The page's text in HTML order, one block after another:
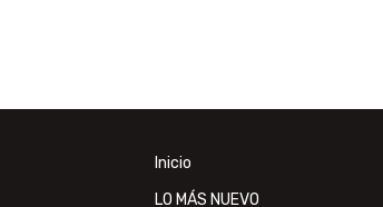
Inicio
LO MÁS NUEVO